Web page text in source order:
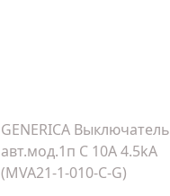
GENERICA Выключатель
авт.мод.1п C 10A 4.5kA
(MVA21-1-010-C-G)